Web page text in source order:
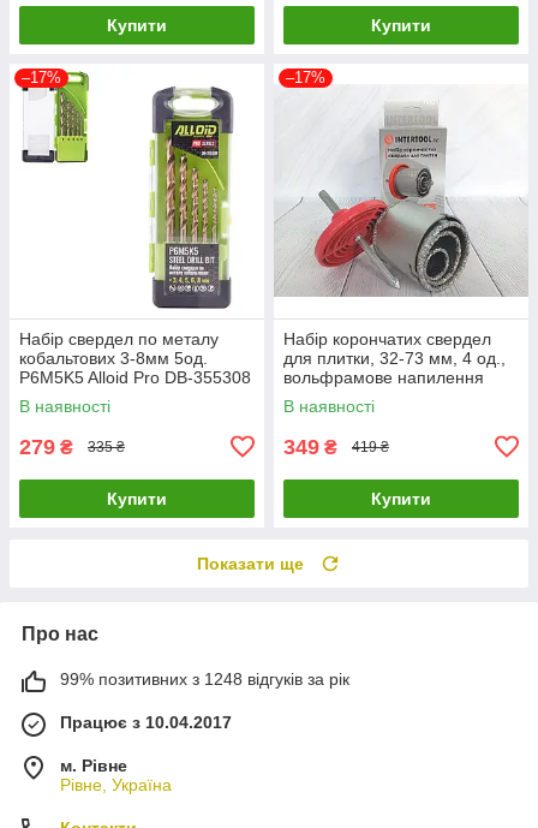
Купити Купити
–17%
Набір свердел по металу
кобальтових 3-8мм 5од.
Р6М5K5 Alloid Pro DB-355308
LuxPrice
В наявності
279 ₴ 335 ₴
Купити
–17%
Набір корончатих свердел
для плитки, 32-73 мм, 4 од.,
вольфрамове напилення
INTERTOOL SD-0429
LuxPrice
В наявності
349 ₴ 419 ₴
Купити
Показати ще
Про нас
99% позитивних з 1248 відгуків за рік
Працює з 10.04.2017
м. Рівне
Рівне, Україна